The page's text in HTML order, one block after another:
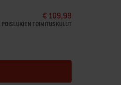
€ 109,99
POISLUKIEN TOIMITUSKULUT